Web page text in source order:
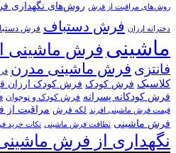
روش‌های مراقبت از فرش روش‌های نگهداری
دخترانه ارزان فرش دستباف فرش
ماشینی فرش ماشینی
فانتزی فرش ماشینی مدرن
کلاسیک فرش کودک فرش کودک ارزان
فرش کودکانه پسرانه فرش کودک و نوجوان
قیمت فرش ماشینی افرند لکه فرش مراقبت از
فرش ماشینی نظافت فرش ماشینی نکات خرید
نگهداری از فرش